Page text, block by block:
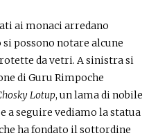
ai monaci arredano
possono notare alcune
da vetri. A sinistra si
di Guru Rimpoche
Lotup, un lama di nobile
a seguire vediamo la statua
ha fondato il sottordine